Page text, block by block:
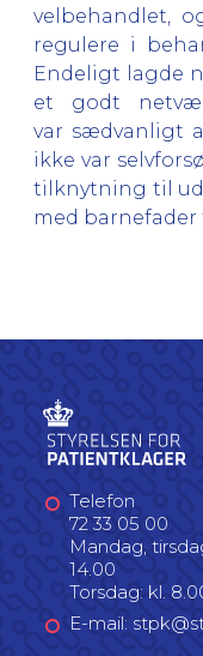
velbehandlet,
regulere i
Endeligt lagde
et godt
var sædvanligt
ikke var
tilknytning til
med barnefader
Telefon
72 33 05 00
Mandag,
14.00
Torsdag: kl.
E-mail: